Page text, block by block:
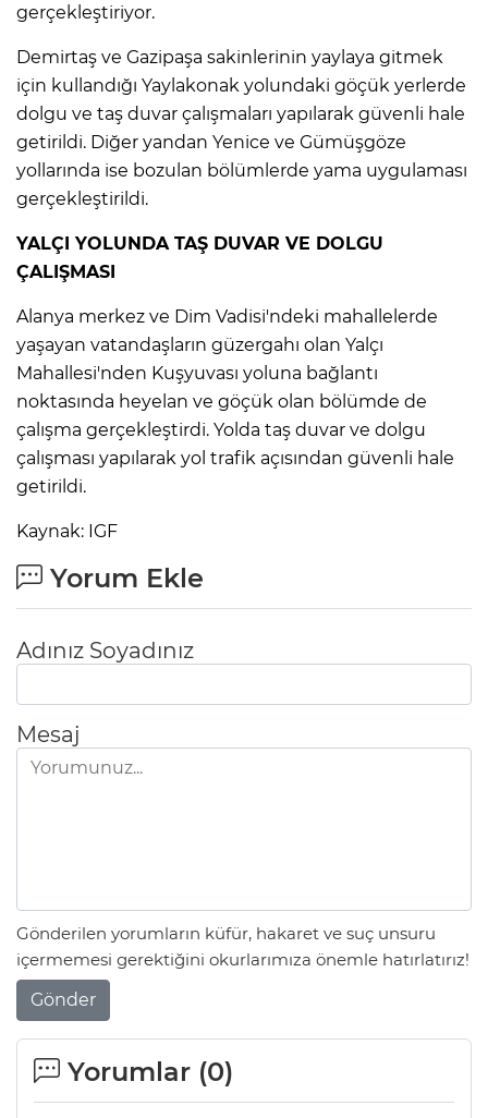
gerçekleştiriyor.
Demirtaş ve Gazipaşa sakinlerinin yaylaya gitmek
için kullandığı Yaylakonak yolundaki göçük yerlerde
dolgu ve taş duvar çalışmaları yapılarak güvenli hale
getirildi. Diğer yandan Yenice ve Gümüşgöze
yollarında ise bozulan bölümlerde yama uygulaması
gerçekleştirildi.
YALÇI YOLUNDA TAŞ DUVAR VE DOLGU
ÇALIŞMASI
Alanya merkez ve Dim Vadisi'ndeki mahallelerde
yaşayan vatandaşların güzergahı olan Yalçı
Mahallesi'nden Kuşyuvası yoluna bağlantı
noktasında heyelan ve göçük olan bölümde de
çalışma gerçekleştirdi. Yolda taş duvar ve dolgu
çalışması yapılarak yol trafik açısından güvenli hale
getirildi.
Kaynak: IGF
Yorum Ekle
Adınız Soyadınız
Mesaj
Gönderilen yorumların küfür, hakaret ve suç unsuru
içermemesi gerektiğini okurlarımıza önemle hatırlatırız!
Gönder
Yorumlar (0)